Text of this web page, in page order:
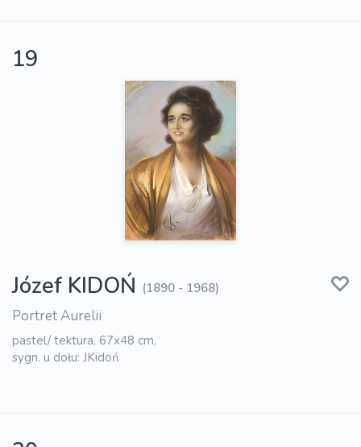
19
Józef KIDOŃ (1890 - 1968)
Portret Aurelii
pastel/ tektura, 67x48 cm,
sygn. u dołu: JKidoń